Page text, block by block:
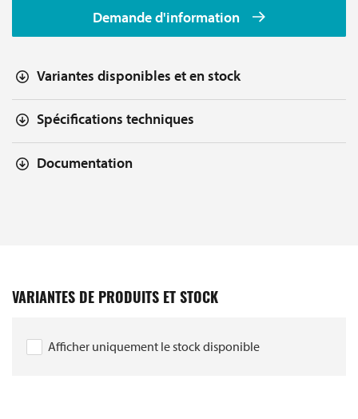
Demande d'information
Variantes disponibles et en stock
Spécifications techniques
Documentation
VARIANTES DE PRODUITS ET STOCK
Afficher uniquement le stock disponible